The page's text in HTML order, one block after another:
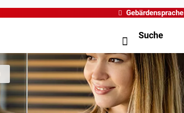
Gebärdensprache
Suche